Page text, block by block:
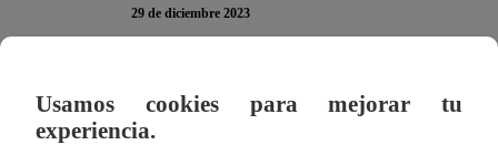
29 de diciembre 2023
No lo soportó. Mauricio Mesones se sintió traicionado
Paredes”. El cantante, conocido por bromear con las
Usamos cookies para mejorar tu
experiencia.